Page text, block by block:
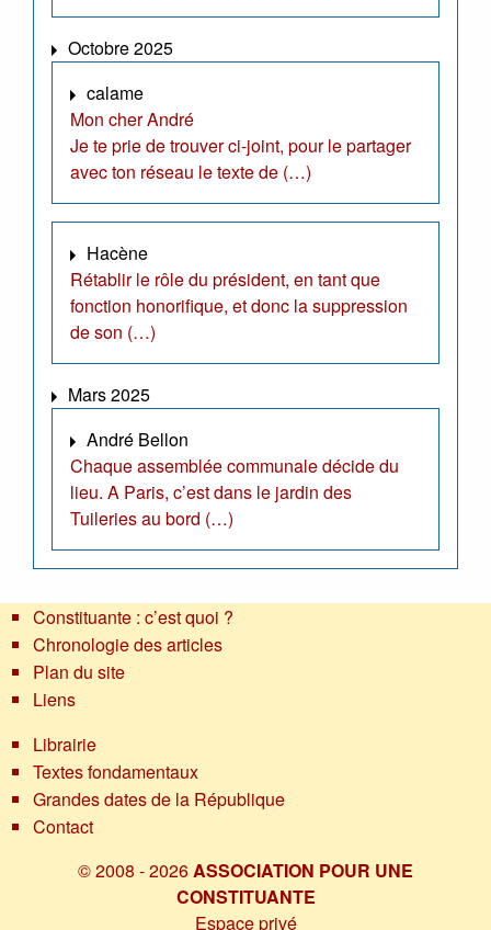
Octobre 2025
calame
Mon cher André
Je te prie de trouver ci-joint, pour le partager
avec ton réseau le texte de (…)
Hacène
Rétablir le rôle du président, en tant que
fonction honorifique, et donc la suppression
de son (…)
Mars 2025
André Bellon
Chaque assemblée communale décide du
lieu. A Paris, c’est dans le jardin des
Tuileries au bord (…)
Constituante : c’est quoi ?
Chronologie des articles
Plan du site
Liens
Librairie
Textes fondamentaux
Grandes dates de la République
Contact
© 2008 - 2026ASSOCIATION POUR UNE
CONSTITUANTE
Espace privé